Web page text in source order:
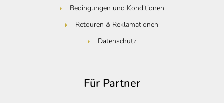
Bedingungen und Konditionen
Retouren & Reklamationen
Datenschutz
Für Partner